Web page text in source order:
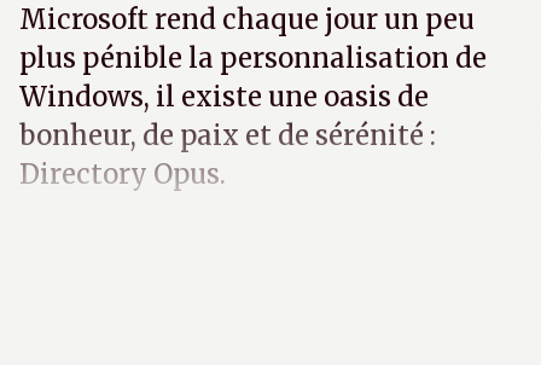
Microsoft rend chaque jour un peu
plus pénible la personnalisation de
Windows, il existe une oasis de
bonheur, de paix et de sérénité :
Directory Opus.